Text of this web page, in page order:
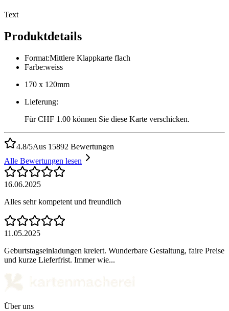
Text
Produktdetails
Format:Mittlere Klappkarte flach
Farbe:weiss
170 x 120mm
Lieferung:
Für CHF 1.00 können Sie diese Karte verschicken.
4.8/5Aus 15892 Bewertungen
Alle Bewertungen lesen
16.06.2025
Alles sehr kompetent und freundlich
11.05.2025
Geburtstagseinladungen kreiert. Wunderbare Gestaltung, faire Preise
und kurze Lieferfrist. Immer wie...
Über uns